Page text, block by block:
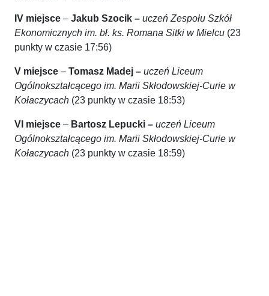
IV miejsce – Jakub Szocik – uczeń Zespołu Szkół
Ekonomicznych im. bł. ks. Romana Sitki w Mielcu (23
punkty w czasie 17:56)
V miejsce – Tomasz Madej – uczeń Liceum
Ogólnokształcącego im. Marii Skłodowskiej-Curie w
Kołaczycach (23 punkty w czasie 18:53)
VI miejsce – Bartosz Lepucki – uczeń Liceum
Ogólnokształcącego im. Marii Skłodowskiej-Curie w
Kołaczycach (23 punkty w czasie 18:59)